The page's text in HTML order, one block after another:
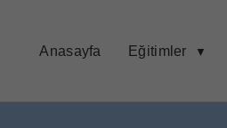
Anasayfa Eğitimler